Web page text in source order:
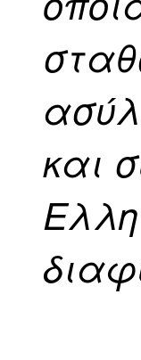
και